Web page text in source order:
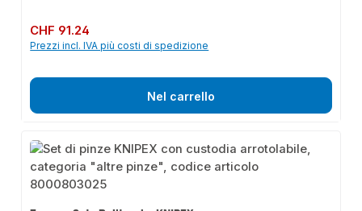
Prezzo normale:
CHF 91.24
Prezzi incl. IVA più costi di spedizione
Nel carrello